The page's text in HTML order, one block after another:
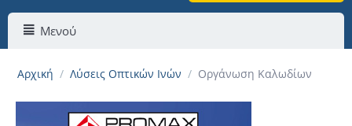
Μενού
Αρχική / Λύσεις Οπτικών Ινών / Οργάνωση Καλωδίων